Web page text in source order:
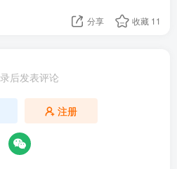
分享 收藏 11
后发表评论
注册